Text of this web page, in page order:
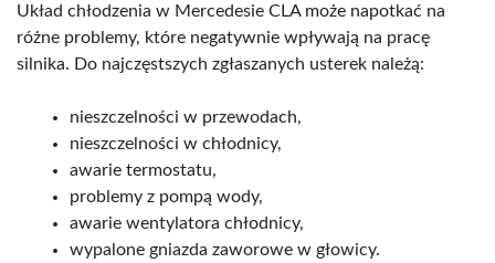
Układ chłodzenia w Mercedesie CLA może napotkać na
różne problemy, które negatywnie wpływają na pracę
silnika. Do najczęstszych zgłaszanych usterek należą:
nieszczelności w przewodach,
nieszczelności w chłodnicy,
awarie termostatu,
problemy z pompą wody,
awarie wentylatora chłodnicy,
wypalone gniazda zaworowe w głowicy.